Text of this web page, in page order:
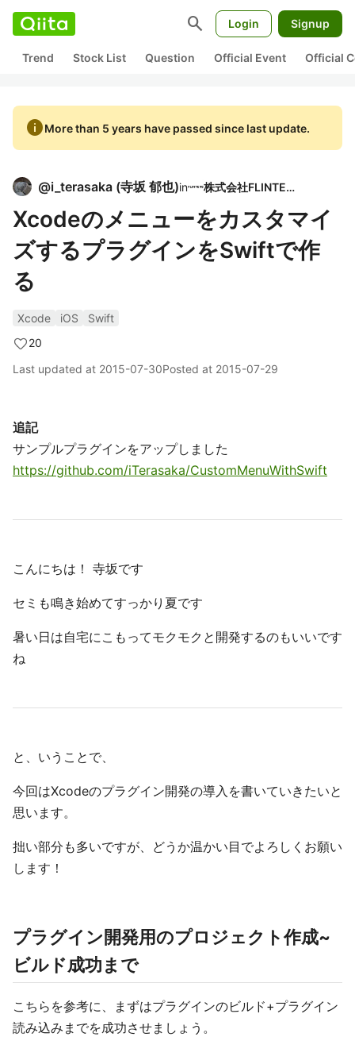
search Login Signup
Trend Stock List Question Official Event Official
infoMore than 5 years have passed since last update.
@i_terasaka (寺坂 郁也)in 株式会社FLINTERS
Xcodeのメニューをカスタマイ
ズするプラグインをSwiftで作
る
Xcode iOS
Swift
20
Last updated at 2015-07-30Posted at 2015-07-29
追記
サンプルプラグインをアップしました
https://github.com/iTerasaka/CustomMenuWithSwift
こんにちは！ 寺坂です
セミも鳴き始めてすっかり夏です
暑い日は自宅にこもってモクモクと開発するのもいいです
ね
と、いうことで、
今回はXcodeのプラグイン開発の導入を書いていきたいと
思います。
拙い部分も多いですが、どうか温かい目でよろしくお願い
します！
プラグイン開発用のプロジェクト作成~
ビルド成功まで
こちらを参考に、まずはプラグインのビルド+プラグイン
読み込みまでを成功させましょう。